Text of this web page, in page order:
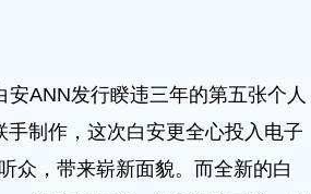
安ANN发行睽违三年的第五张个人
制作，这次白安更全心投入电子
众，带来崭新面貌。而全新的白